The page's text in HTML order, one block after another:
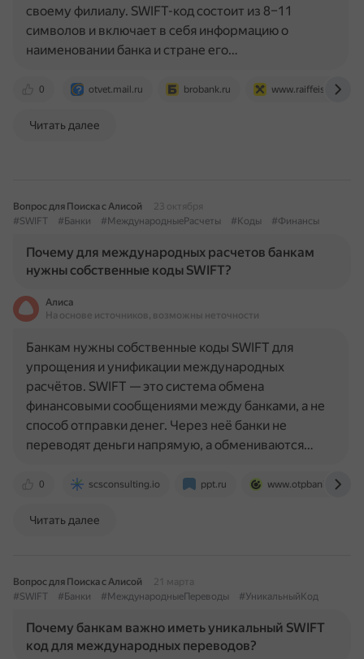
0 otvet.mail.ru brobank.ru www.raiffeisen.ru
своему филиалу. SWIFT-код состоит из 8–11
символов и включает в себя информацию о
наименовании банка и стране его…
Читать далее
Вопрос для Поиска с Алисой
23 октября
#SWIFT
#Банки #МеждународныеРасчеты #Коды #Финансы
Почему для международных расчетов банкам
нужны собственные коды SWIFT?
Алиса
На основе источников, возможны неточности
0 scsconsulting.io ppt.ru www.otpbank.ru
Банкам нужны собственные коды SWIFT для
упрощения и унификации международных
расчётов. SWIFT — это система обмена
финансовыми сообщениями между банками, а не
способ отправки денег. Через неё банки не
переводят деньги напрямую, а обмениваются…
Читать далее
Вопрос для Поиска с Алисой
21 марта
#SWIFT
#Банки #МеждународныеПереводы #УникальныйКод
Почему банкам важно иметь уникальный SWIFT
код для международных переводов?